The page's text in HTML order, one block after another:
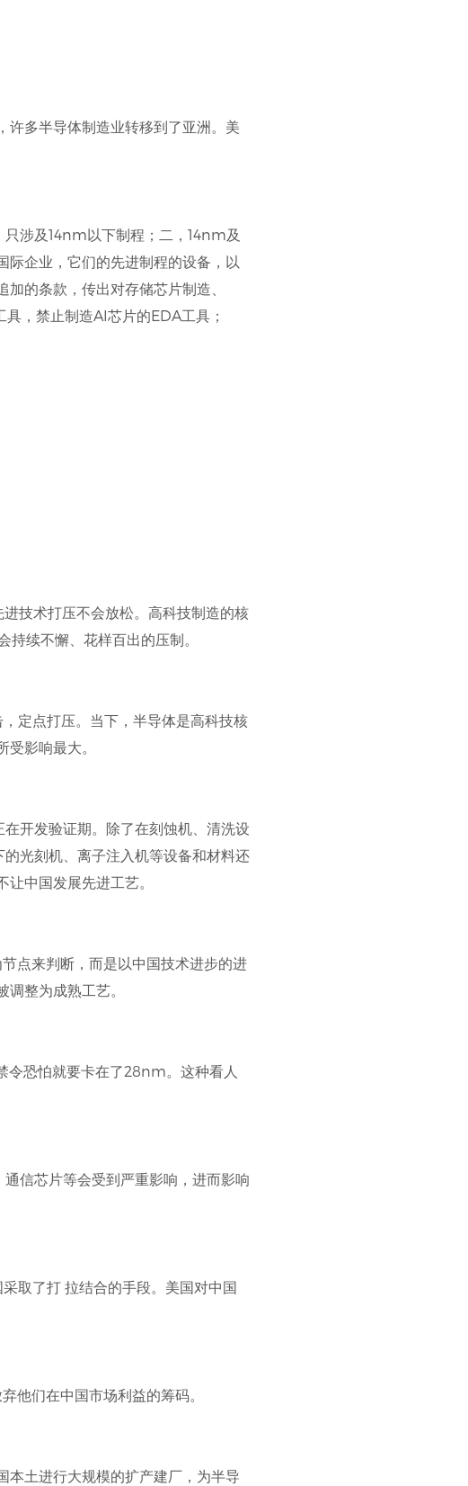
许多半导体制造业转移到了亚洲。美
涉及14nm以下制程；二，14nm及
际企业，它们的先进制程的设备，以
的条款，传出对存储芯片制造、
，禁止制造AI芯片的EDA工具；
技术打压不会放松。高科技制造的核
续不懈、花样百出的压制。
定点打压。当下，半导体是高科技核
影响最大。
开发验证期。除了在刻蚀机、清洗设
光刻机、离子注入机等设备和材料还
中国发展先进工艺。
点来判断，而是以中国技术进步的进
整为成熟工艺。
令恐怕就要卡在了28nm。这种看人
信芯片等会受到严重影响，进而影响
取了打 拉结合的手段。美国对中国
他们在中国市场利益的筹码。
本土进行大规模的扩产建厂，为半导